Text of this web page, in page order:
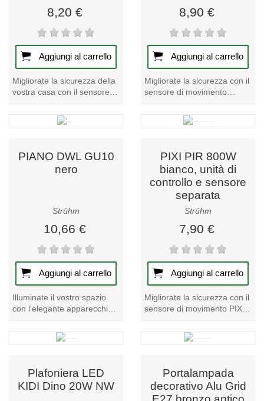
8,20 €
Aggiungi al carrello
Migliorate la sicurezza della
vostra casa con il sensore di
movimento a microonde
NEO MVS. Rileva i
movimenti senza...
8,90 €
Aggiungi al carrello
Migliorate la sicurezza con il
sensore di movimento
PATROL PIR 180. Rileva i
movimenti fino a 180 gradi,
perfetto per...
PIANO DWL GU10
nero
Strühm
10,66 €
Aggiungi al carrello
Illuminate il vostro spazio
con l'elegante apparecchio
da soffitto nero PIANO DWL
GU10. Elevate il vostro
arredamento...
PIXI PIR 800W
bianco, unità di
controllo e sensore
separata
Strühm
7,90 €
Aggiungi al carrello
Migliorate la sicurezza con il
sensore di movimento PIXI
PIR 800W bianco. Unità di
controllo e sensore separati
Plafoniera LED
KIDI Dino 20W NW
Portalampada
decorativo Alu Grid